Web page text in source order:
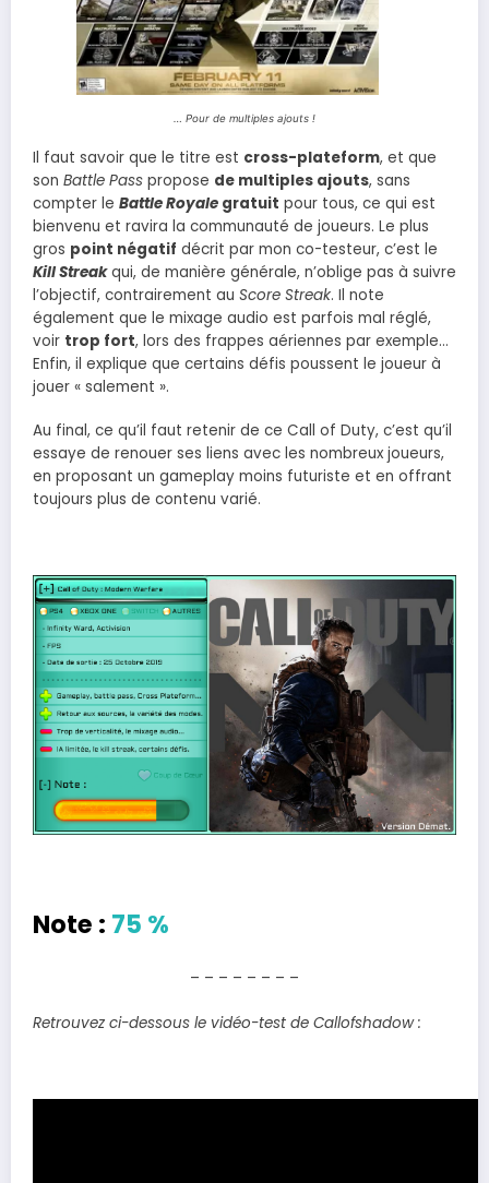
… Pour de multiples ajouts !
Il faut savoir que le titre est cross-plateform, et que
son Battle Pass propose de multiples ajouts, sans
compter le Battle Royale gratuit pour tous, ce qui est
bienvenu et ravira la communauté de joueurs. Le plus
gros point négatif décrit par mon co-testeur, c’est le
Kill Streakqui, de manière générale, n’oblige pas à suivre
l’objectif, contrairement au Score Streak. Il note
également que le mixage audio est parfois mal réglé,
voir trop fort, lors des frappes aériennes par exemple…
Enfin, il explique que certains défis poussent le joueur à
jouer « salement ».
Au final, ce qu’il faut retenir de ce Call of Duty, c’est qu’il
essaye de renouer ses liens avec les nombreux joueurs,
en proposant un gameplay moins futuriste et en offrant
toujours plus de contenu varié.
Note : 75 %
– – – – – – – –
Retrouvez ci-dessous le vidéo-test de Callofshadow :